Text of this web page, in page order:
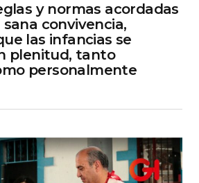
y normas acordadas
convivencia,
las infancias se
plenitud, tanto
personalmente